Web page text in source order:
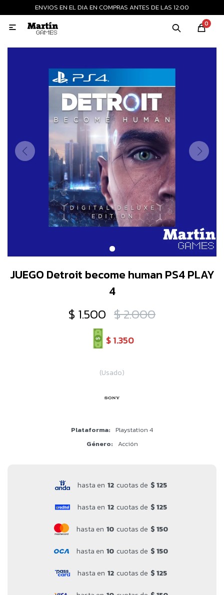
ENVIOS EN EL DIA EN COMPRAS ANTES DE LAS 12:00
0

JUEGO Detroit become human PS4 PLAY
4
$ 1.500 $2.000
$1.350
(Usado)
Plataforma
Playstation 4
Género
Acción
hasta en 12 cuotas de $ 125
hasta en 12 cuotas de $ 125
hasta en 10 cuotas de $ 150
hasta en 10 cuotas de $ 150
hasta en 12 cuotas de $ 125
MI CUENTA
Consolas nuevas
Consolas recertificadas
Juegos
Accesorios